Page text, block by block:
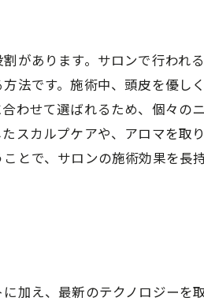
があります。サロンで行われ
法です。施術中、頭皮を優し
わせて選ばれるため、個々の
スカルプケアや、アロマを取
とで、サロンの施術効果を長
加え、最新のテクノロジーを